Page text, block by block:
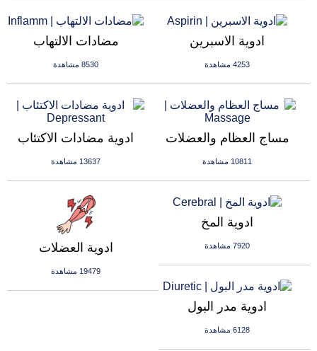
مضادات الالتهاب
8530 مشاهدة
ادوية الاسبرين
4253 مشاهدة
ادوية مضادات الاكتئاب
13637 مشاهدة
مساج العظام والعضلات
10811 مشاهدة
ادوية العضلات
19479 مشاهدة
ادوية المخ
7920 مشاهدة
ادوية مدر البول
6128 مشاهدة